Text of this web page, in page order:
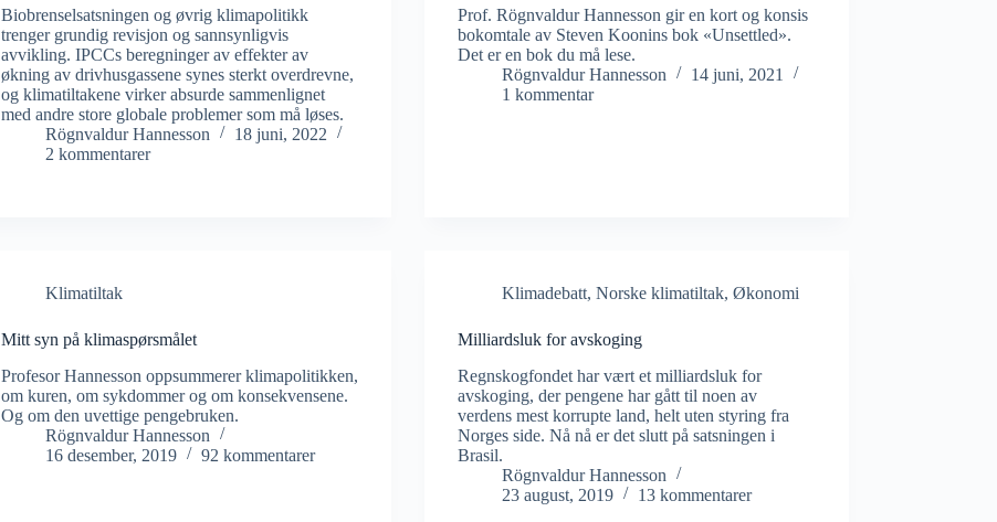
Biobrenselsatsningen og øvrig klimapolitikk
trenger grundig revisjon og sannsynligvis
avvikling. IPCCs beregninger av effekter av
økning av drivhusgassene synes sterkt overdrevne,
og klimatiltakene virker absurde sammenlignet
med andre store globale problemer som må løses.
Rögnvaldur Hannesson
18 juni, 2022
2 kommentarer
Prof. Rögnvaldur Hannesson gir en kort og konsis
bokomtale av Steven Koonins bok «Unsettled».
Det er en bok du må lese.
Rögnvaldur Hannesson
14 juni, 2021
1 kommentar
Klimatiltak
Mitt syn på klimaspørsmålet
Profesor Hannesson oppsummerer klimapolitikken,
om kuren, om sykdommer og om konsekvensene.
Og om den uvettige pengebruken.
Rögnvaldur Hannesson
16 desember, 2019
92 kommentarer
Klimadebatt,Norske klimatiltak,Økonomi
Milliardsluk for avskoging
Regnskogfondet har vært et milliardsluk for
avskoging, der pengene har gått til noen av
verdens mest korrupte land, helt uten styring fra
Norges side. Nå nå er det slutt på satsningen i
Brasil.
Rögnvaldur Hannesson
23 august, 2019
13 kommentarer